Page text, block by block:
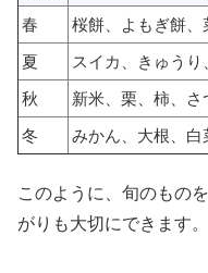
春
桜餅、よもぎ餅
夏
スイカ、きゅう
秋
新米、栗、柿、さ
冬
みかん、大根、白
このように、旬のもの
がりも大切にできます。